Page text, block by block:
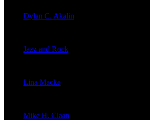
Dylan C. Akalin
Jazz and Rock
Lina Macke
Mike H. Claan